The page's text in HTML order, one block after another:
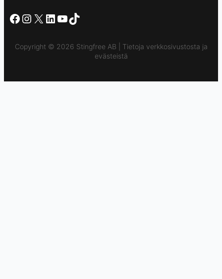
Facebook
Instagram
X LinkedIn
YouTube
TikTok
Copyright © 2026 Stingfree AB | Tietoja verkkosivustosta ja
evästeistä